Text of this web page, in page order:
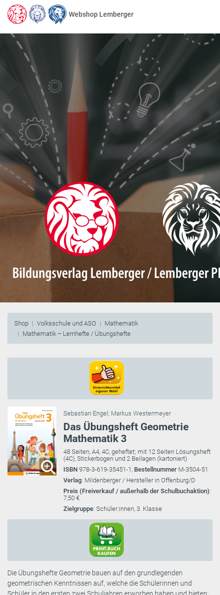
Webshop Lemberger
Shop Volksschule und ASO
Mathematik
Mathematik – Lernhefte / Übungshefte
Sebastian Engel ; Markus Westermeyer
Das Übungsheft Geometrie
Mathematik 3
48 Seiten, A4, 4C, geheftet; mit 12 Seiten Lösungsheft
(4C), Stickerbogen und 2 Beilagen (kartoniert)
ISBN 978-3-619-35451-1, Bestellnummer M-3504-51
Verlag: Mildenberger / Hersteller in Offenburg/D
Preis (Freiverkauf / außerhalb der Schulbuchaktion):
7,50 €
Zielgruppe: Schüler:innen, 3. Klasse
Die Übungshefte Geometrie bauen auf den grundlegenden
geometrischen Kenntnissen auf, welche die Schülerinnen und